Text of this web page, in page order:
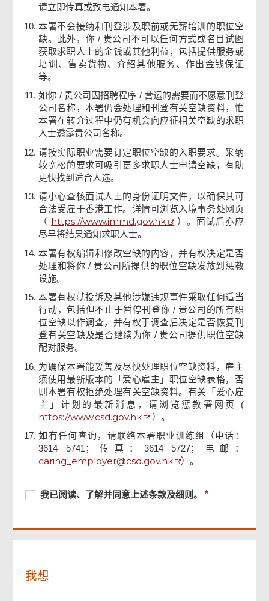
请立即传真或致电通知本署。
本署不会接纳和刊登涉及职前或无薪培训的职位空
缺。此外，你 / 贵公司不可以任何方式或名目试图
获取求职人士的金钱或其他利益，包括提供服务或
培训、售卖货物、介绍其他服务、作出金钱保证
等。
如你 / 贵公司因招聘程序 / 营运的需要而不愿意刊登
公司名称，本署仍会处理和刊登有关空缺资料，惟
本署在转介过程中仍有机会向应征相关空缺的求职
人士透露贵公司名称。
请按实际职业需要订定职位空缺的入职要求。采纳
较宽松的要求可吸引更多求职人士申请空缺，有助
更快找到适合人选。
请小心查核面试人士的身份证明文件，以确保其可
合法受雇于香港工作。详情可浏览入境事务处网页
（ https://www.immd.gov.hk
）。面试后亦应
尽早将结果通知求职人士。
本署有权编辑和修改空缺的内容，并有权决定是否
处理和将你 / 贵公司所提供的职位空缺发放到惩教
设施。
本署有权就投诉及其他涉嫌违规事件采取任何适当
行动，包括但不止于暂停刊登你 / 贵公司的所有职
位空缺以作调查，并有权于调查后决定是否恢复刊
登有关空缺及是否继续为你 / 贵公司提供职位空缺
配对服务。
为确保本署能妥善及尽快处理职位空缺资料，雇主
须使用最新版本的「爱心雇主」职位空缺表格，否
则本署有权拒绝处理有关空缺资料。有关「爱心雇
主」计划的最新消息，请浏览惩教署网页 (
https://www.csd.gov.hk
）。
如有任何查询，请联络本署职业训练组（电话：
3614 5741；传真：3614 5727；电邮：
caring_employer@csd.gov.hk ）。
我
读、
并
同
必
供
我已阅读、了解并同意上述条款及细则。
必
供
我想